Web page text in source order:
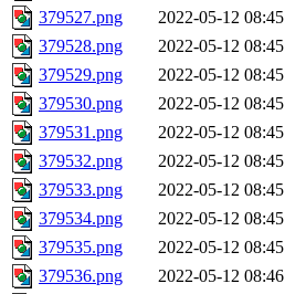
379527.png
2022-05-12 08:45
379528.png
2022-05-12 08:45
379529.png
2022-05-12 08:45
379530.png
2022-05-12 08:45
379531.png
2022-05-12 08:45
379532.png
2022-05-12 08:45
379533.png
2022-05-12 08:45
379534.png
2022-05-12 08:45
379535.png
2022-05-12 08:45
379536.png
2022-05-12 08:46